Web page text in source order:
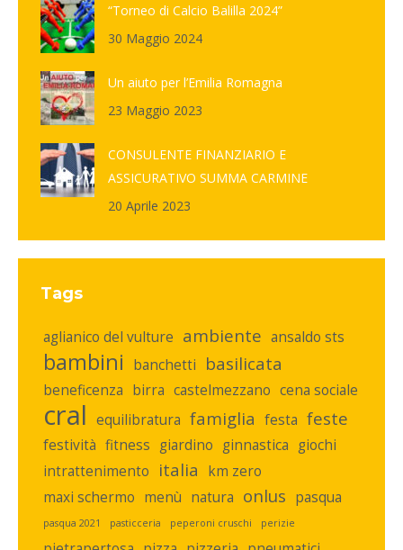
“Torneo di Calcio Balilla 2024”
30 Maggio 2024
Un aiuto per l’Emilia Romagna
23 Maggio 2023
CONSULENTE FINANZIARIO E
ASSICURATIVO SUMMA CARMINE
20 Aprile 2023
Tags
aglianico del vulture ambiente ansaldo sts
bambini banchetti basilicata
beneficenza birra castelmezzano cena sociale
cral equilibratura famiglia festa feste
festività fitness giardino ginnastica giochi
intrattenimento italia km zero
maxi schermo menù natura onlus pasqua
pasqua 2021 pasticceria peperoni cruschi perizie